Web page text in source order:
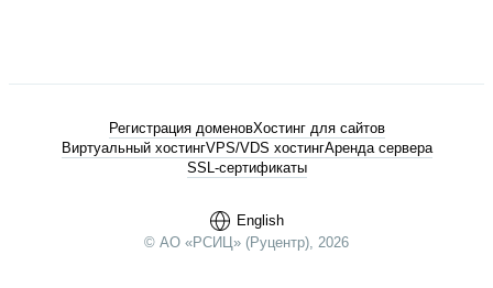
English
© АО «РСИЦ» (Руцентр), 2026
Регистрация доменовХостинг для сайтов
Виртуальный хостингVPS/VDS хостингАренда сервера
SSL-сертификаты